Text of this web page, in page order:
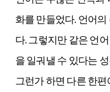
화를 만들었다. 언어
다. 그렇지만 같은 언
을 일궈낼 수 있다는
그런가 하면 다른 한